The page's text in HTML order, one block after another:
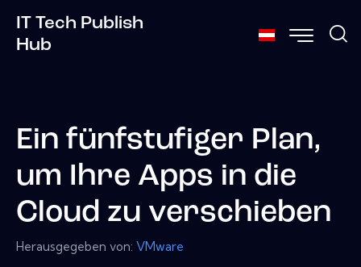
IT Tech Publish
Hub
Ein fünfstufiger Plan,
um Ihre Apps in die
Cloud zu verschieben
Herausgegeben von: VMware